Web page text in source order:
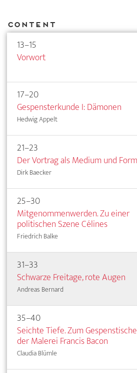
Content
13–15
Vorwort
17–20
Gespensterkunde I: Dämonen
Hedwig Appelt
21–23
Der Vortrag als Medium und Form
Dirk Baecker
25–30
Mitgenommenwerden. Zu einer
politischen Szene Célines
Friedrich Balke
31–33
Schwarze Freitage, rote Augen
Andreas Bernard
35–40
Seichte Tiefe. Zum
der Malerei Francis Bacon
Claudia Blümle